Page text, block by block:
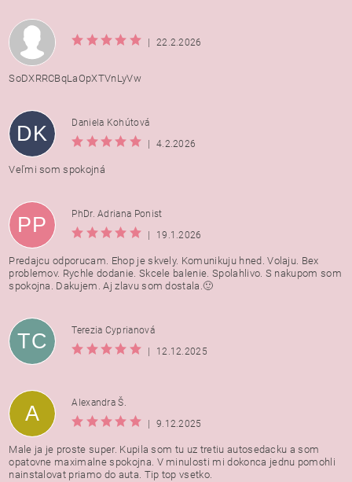
| 22.2.2026
SoDXRRCBqLaOpXTVnLyVw
DK
Daniela Kohútová
|
4.2.2026
Veľmi som spokojná
PP
PhDr. Adriana Ponist
|
19.1.2026
Predajcu odporucam. Ehop je skvely. Komunikuju hned. Volaju. Bex
problemov. Rychle dodanie. Skcele balenie. Spolahlivo. S nakupom som
spokojna. Dakujem. Aj zlavu som dostala.🙂
TC
Terezia Cyprianová
|
12.12.2025
A
Alexandra Š.
|
9.12.2025
Male ja je proste super. Kupila som tu uz tretiu autosedacku a som
opatovne maximalne spokojna. V minulosti mi dokonca jednu pomohli
nainstalovat priamo do auta. Tip top vsetko.